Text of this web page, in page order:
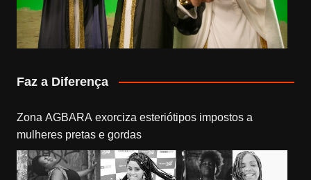
Faz a Diferença
Zona AGBARA exorciza esteriótipos impostos a
mulheres pretas e gordas